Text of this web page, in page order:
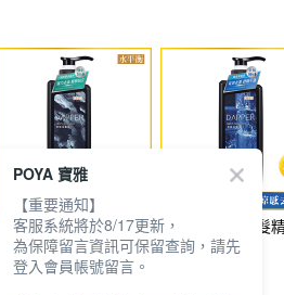
水平衡男性洗髮精
500g去油淨爽
NT$139
水平衡男性洗髮
500g涼感去屑
POYA 寶雅
【重要通知】
客服系統將於8/17更新，
為保障留言資訊可保留查詢，請先
登入會員帳號留言。